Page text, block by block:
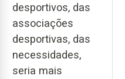
desportivos, das
associações
desportivas, das
necessidades,
seria mais